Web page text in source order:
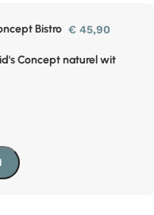
Bistro € 45,90
Concept naturel wit